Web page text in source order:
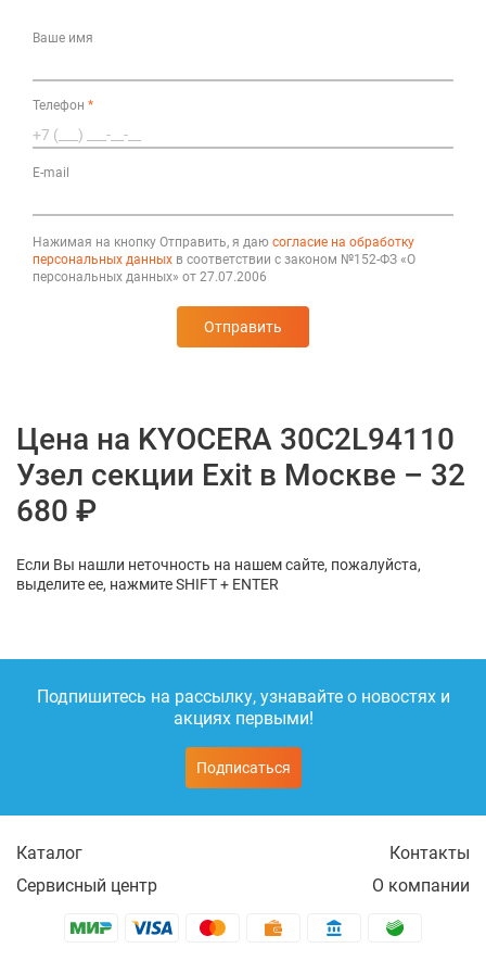
Ваше имя
Телефон *
E-mail
Нажимая на кнопку Отправить, я даю согласие на обработку
персональных данных в соответствии с законом №152-ФЗ «О
персональных данных» от 27.07.2006
Отправить
Цена на KYOCERA 30C2L94110
Узел секции Exit в Москве – 32
680 ₽
Если Вы нашли неточность на нашем сайте, пожалуйста,
выделите ее, нажмите SHIFT + ENTER
Подпишитесь на рассылку, узнавайте о новостях и
акциях первыми!
Подписаться
Каталог
Контакты
Сервисный центр
О компании